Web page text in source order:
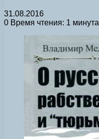
31.08.2016
0 Время чтения: 1 минута